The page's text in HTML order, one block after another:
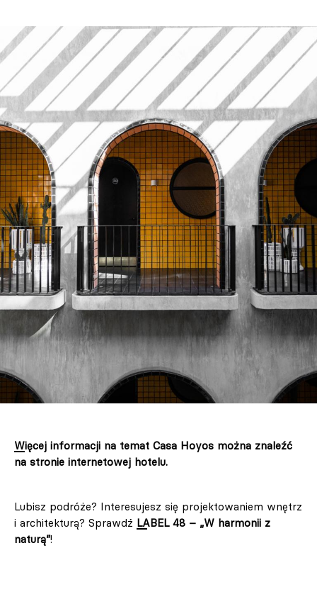
Więcej informacji na temat Casa Hoyos można znaleźć
na stronie internetowej hotelu.
Lubisz podróże? Interesujesz się projektowaniem wnętrz
i architekturą? Sprawdź LABEL 48 – „W harmonii z
naturą”!